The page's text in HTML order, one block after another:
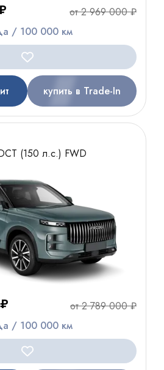
от 2 969 000 ₽
/ 100 000 км
купить в Trade-In
(150 л.с.) FWD
от 2 789 000 ₽
/ 100 000 км